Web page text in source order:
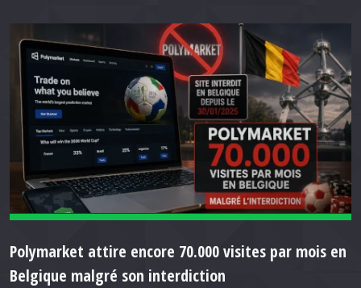
Polymarket attire encore 70.000 visites par mois en
Belgique malgré son interdiction